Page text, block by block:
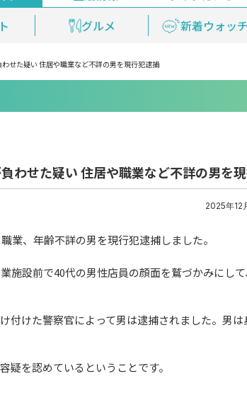
グルメ 新着ウォッチ
安全安心情報 天気
ブ配信
見逃し配信
せた疑い 住居や職業など不詳の男を現行犯逮捕
わせた疑い 住居や職業など不詳の男を
2025年12
業、年齢不詳の男を現行犯逮捕しました。
施設前で40代の男性店員の顔面を鷲づかみにし
付けた警察官によって男は逮捕されました。男は
を認めているということです。